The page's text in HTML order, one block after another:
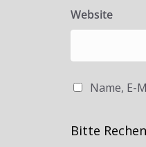
Website
Name, E-
Bitte